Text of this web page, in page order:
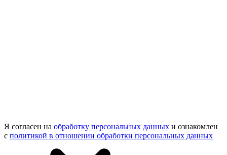
Я согласен на обработку персональных данных и ознакомлен
с политикой в отношении обработки персональных данных